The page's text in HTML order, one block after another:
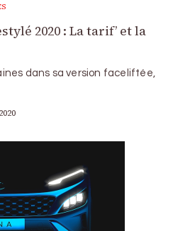
2020 : La tarif’ et la
dans sa version faceliftée,